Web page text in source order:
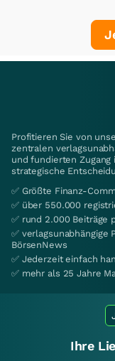
Profitieren Sie von
zentralen
und fundierten
strategische
✅ Größte Finanz-
✅ über 550.000
✅ rund 2.000 Beiträge
✅ verlagsunabhängige
BörsenNews
✅ Jederzeit einfach
✅ mehr als 25 Jahre
Ihre